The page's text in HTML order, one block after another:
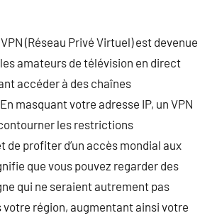
(Réseau Privé Virtuel) est devenue
amateurs de télévision en direct
accéder à des chaînes
masquant votre adresse IP, un VPN
les restrictions
de profiter d’un accès mondial aux
que vous pouvez regarder des
qui ne seraient autrement pas
votre région, augmentant ainsi votre